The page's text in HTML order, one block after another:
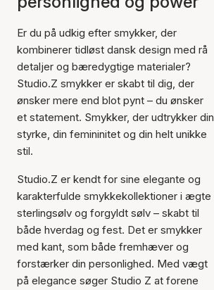
Er du på udkig efter smykker, der
kombinerer tidløst dansk design med rå
detaljer og bæredygtige materialer?
Studio.Z smykker er skabt til dig, der
ønsker mere end blot pynt – du ønsker
et statement. Smykker, der udtrykker din
styrke, din femininitet og din helt unikke
stil.
Studio.Z er kendt for sine elegante og
karakterfulde smykkekollektioner i ægte
sterlingsølv og forgyldt sølv – skabt til
både hverdag og fest. Det er smykker
med kant, som både fremhæver og
forstærker din personlighed. Med vægt
på elegance søger Studio Z at forene